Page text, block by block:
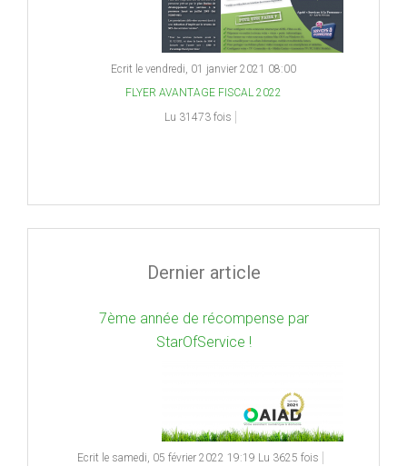
Ecrit le vendredi, 01 janvier 2021 08:00
FLYER AVANTAGE FISCAL 2022
Lu 31473 fois
Dernier article
7ème année de récompense par
StarOfService !
Ecrit le samedi, 05 février 2022 19:19 Lu 3625 fois